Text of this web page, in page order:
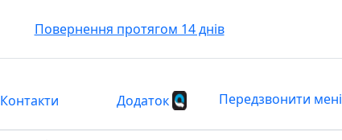
Повернення протягом 14 днів
Контакти Додаток Передзвонити мені